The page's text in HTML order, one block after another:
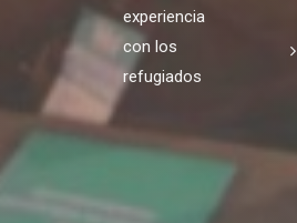
experiencia
con los
refugiados